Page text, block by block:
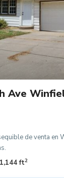
Ave
de venta en
1,144 ft2